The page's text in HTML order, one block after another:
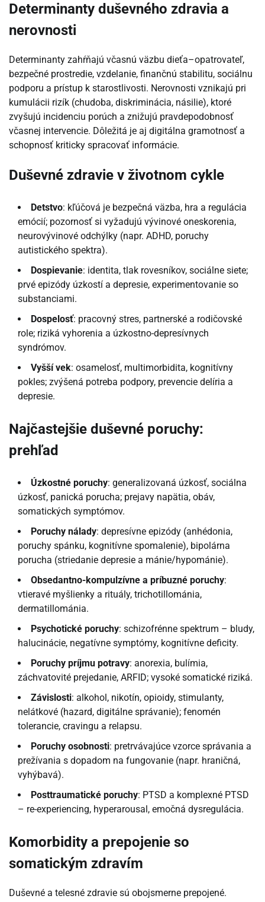
Determinanty duševného zdravia a
nerovnosti
Determinanty zahŕňajú včasnú väzbu dieťa–opatrovateľ,
bezpečné prostredie, vzdelanie, finančnú stabilitu, sociálnu
podporu a prístup k starostlivosti. Nerovnosti vznikajú pri
kumulácii rizík (chudoba, diskriminácia, násilie), ktoré
zvyšujú incidenciu porúch a znižujú pravdepodobnosť
včasnej intervencie. Dôležitá je aj digitálna gramotnosť a
schopnosť kriticky spracovať informácie.
Duševné zdravie v životnom cykle
Detstvo: kľúčová je bezpečná väzba, hra a regulácia
emócií; pozornosť si vyžadujú vývinové oneskorenia,
neurovývinové odchýlky (napr. ADHD, poruchy
autistického spektra).
Dospievanie: identita, tlak rovesníkov, sociálne siete;
prvé epizódy úzkostí a depresie, experimentovanie so
substanciami.
Dospelosť: pracovný stres, partnerské a rodičovské
role; riziká vyhorenia a úzkostno-depresívnych
syndrómov.
Vyšší vek: osamelosť, multimorbidita, kognitívny
pokles; zvýšená potreba podpory, prevencie delíria a
depresie.
Najčastejšie duševné poruchy:
prehľad
Úzkostné poruchy: generalizovaná úzkosť, sociálna
úzkosť, panická porucha; prejavy napätia, obáv,
somatických symptómov.
Poruchy nálady: depresívne epizódy (anhédonia,
poruchy spánku, kognitívne spomalenie), bipolárna
porucha (striedanie depresie a mánie/hypománie).
Obsedantno-kompulzívne a príbuzné poruchy:
vtieravé myšlienky a rituály, trichotillománia,
dermatillománia.
Psychotické poruchy: schizofrénne spektrum – bludy,
halucinácie, negatívne symptómy, kognitívne deficity.
Poruchy príjmu potravy: anorexia, bulímia,
záchvatovité prejedanie, ARFID; vysoké somatické riziká.
Závislosti: alkohol, nikotín, opioidy, stimulanty,
nelátkové (hazard, digitálne správanie); fenomén
tolerancie, cravingu a relapsu.
Poruchy osobnosti: pretrvávajúce vzorce správania a
prežívania s dopadom na fungovanie (napr. hraničná,
vyhýbavá).
Posttraumatické poruchy: PTSD a komplexné PTSD
– re-experiencing, hyperarousal, emočná dysregulácia.
Komorbidity a prepojenie so
somatickým zdravím
Duševné a telesné zdravie sú obojsmerne prepojené.